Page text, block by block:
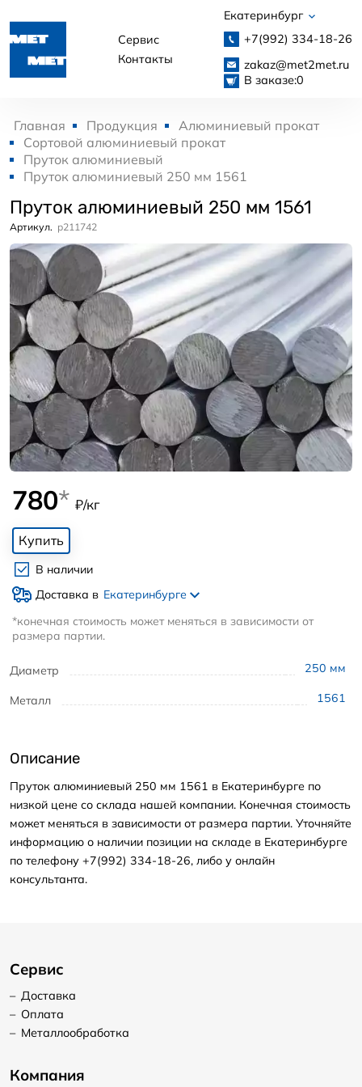
Сервис
Контакты
Екатеринбург
+7(992) 334-18-26
zakaz@met2met.ru
В заказе:0
Главная Продукция
Алюминиевый прокат
Сортовой алюминиевый прокат
Пруток алюминиевый
Пруток алюминиевый 250 мм 1561
Пруток алюминиевый 250 мм 1561
Артикул. p211742
Диаметр 250 мм
Металл 1561
780* ₽/кг
Купить
В наличии
Доставка в Екатеринбурге
*конечная стоимость может меняться в зависимости от
размера партии.
Описание
Пруток алюминиевый 250 мм 1561 в Екатеринбурге по
низкой цене со склада нашей компании. Конечная стоимость
может меняться в зависимости от размера партии. Уточняйте
информацию о наличии позиции на складе в Екатеринбурге
по телефону +7(992) 334-18-26, либо у онлайн
консультанта.
Сервис
– Доставка
– Оплата
– Металлообработка
Компания